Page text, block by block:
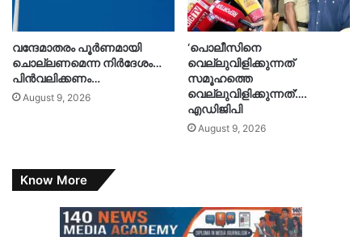
വന്ദേമാതരം പൂർണമായി
ചൊല്ലണമെന്ന നിർദേശം…
പിൻവലിക്കണം…
August 9, 2026
‘പൊലീസിനെ
വെല്ലുവിളിക്കുന്നത്
സമൂഹത്തെ
വെല്ലുവിളിക്കുന്നത്’….
എഡിജിപി
August 9, 2026
Know More